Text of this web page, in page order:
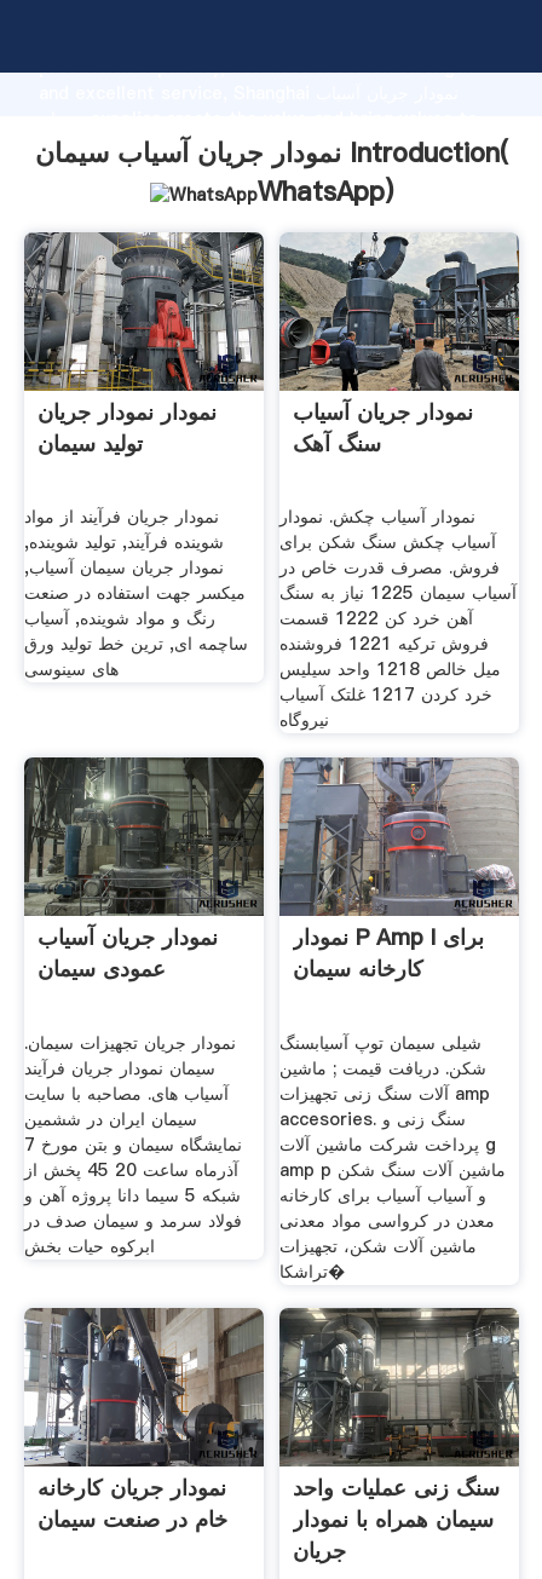
production capability, advanced research strength
all of customers.
نمودار جریان آسیاب سیمان Introduction(
WhatsApp)
نمودار نمودار جریان
تولید سیمان
نمودار جریان فرآیند از مواد
شوینده فرآیند, تولید شوینده,
نمودار جریان سیمان آسیاب,
میکسر جهت استفاده در صنعت
رنگ و مواد شوینده, آسیاب
ساچمه ای, ترین خط تولید ورق
هاى سینوسى
نمودار جریان آسیاب
سنگ آهک
نمودار آسیاب چکش. نمودار
آسیاب چکش سنگ شکن برای
فروش. مصرف قدرت خاص در
آسیاب سیمان 1225 نیاز به سنگ
آهن خرد کن 1222 قسمت
فروش ترکیه 1221 فروشنده
میل خالص 1218 واحد سیلیس
خرد کردن 1217 غلتک آسیاب
نیروگاه
نمودار جریان آسیاب
عمودی سیمان
نمودار جریان تجهیزات سیمان.
سیمان نمودار جریان فرآیند
آسیاب های. مصاحبه با سایت
سیمان ایران در ششمین
نمایشگاه سیمان و بتن مورخ 7
آذرماه ساعت 20 45 پخش از
شبکه 5 سیما دانا پروژه آهن و
فولاد سرمد و سیمان صدف در
ابرکوه حیات بخش
نمودار P Amp I برای
کارخانه سیمان
شیلی سیمان توپ آسیابسنگ
شکن. دریافت قیمت ; ماشین
آلات سنگ زنی تجهیزات amp
accesories. سنگ زنی و
پرداخت شرکت ماشین آلات g
amp p ماشین آلات سنگ شکن
و آسیاب آسیاب برای کارخانه
معدن در کرواسی مواد معدنی
ماشین آلات شکن، تجهیزات
تراشکا�
نمودار جریان کارخانه
خام در صنعت سیمان
سنگ زنی عملیات واحد
سیمان همراه با نمودار
جریان